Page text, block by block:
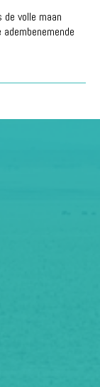
volle maan